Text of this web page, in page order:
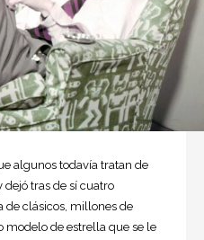
algunos todavía tratan de
dejó tras de sí cuatro
de clásicos, millones de
modelo de estrella que se le